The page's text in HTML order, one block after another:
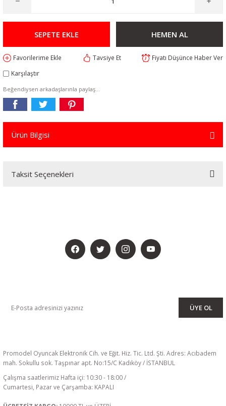
SEPETE EKLE HEMEN AL
Tavsiye Et
Fiyatı Düşünce Haber Ver
Karşılaştır
Beğendiysen arkadaşlarınla paylaş...
Ürün Bilgisi
Taksit Seçenekleri
ÜYE OL
Promodel Oyuncak Elektronik Cih. ve Eğit. Hiz. Tic. Ltd. Şti. Adres: Acıbadem
mah. Sokullu sok. Taşpınar apt. No:15/C Kadıköy / İSTANBUL
Çalışma saatlerimiz Hafta içi: 10:30 - 18:00 /
Cumartesi, Pazar ve Çarşamba: KAPALI